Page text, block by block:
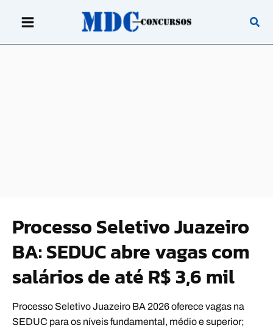
Processo Seletivo Juazeiro
BA: SEDUC abre vagas com
salários de até R$ 3,6 mil
Processo Seletivo Juazeiro BA 2026 oferece vagas na
SEDUC para os níveis fundamental, médio e superior;